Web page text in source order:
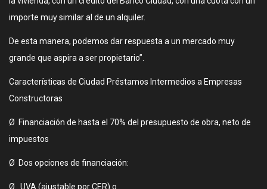
importe muy similar al de un alquiler.
De esta manera, podemos dar respuesta a un mercado muy
grande que aspira a ser propietario​”.
Características de Ciudad Préstamos Intermedios a Empresas
Constructoras
Ø Financiación de hasta el 70% del presupuesto de obra, neto de
impuestos
Ø Dos opciones de financiación:
Ø UVA (ajustable por CER) o